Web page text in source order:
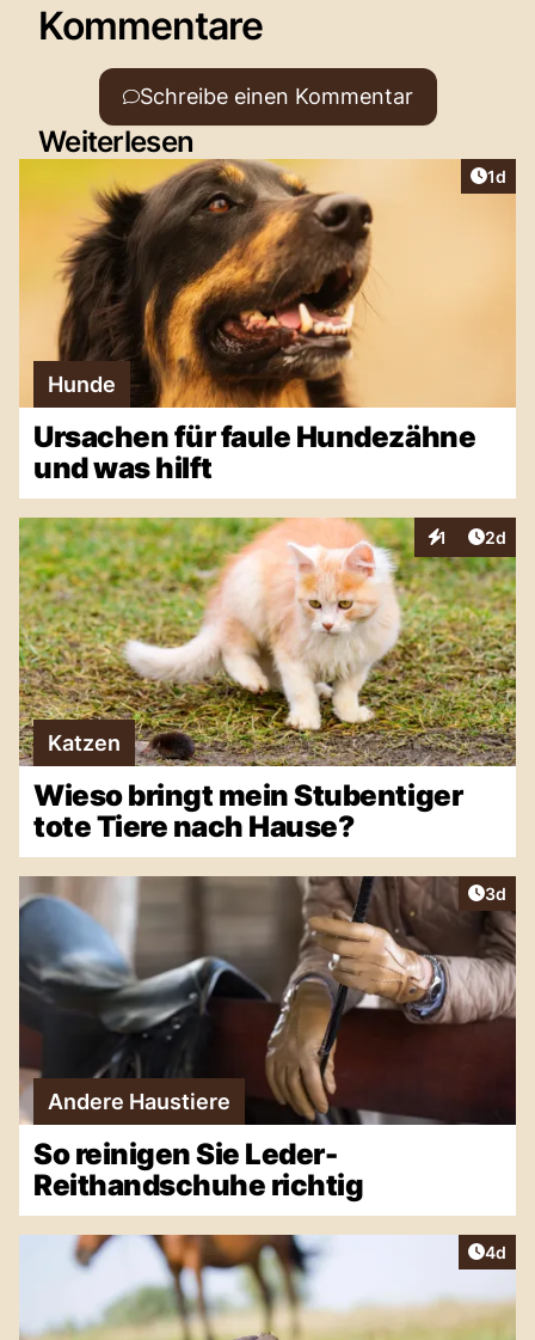
Kommentare
Schreibe einen Kommentar
Weiterlesen
1d
Hunde
Ursachen für faule Hundezähne
und was hilft
1
Interaktionen
2d
Katzen
Wieso bringt mein Stubentiger
tote Tiere nach Hause?
3d
Andere Haustiere
So reinigen Sie Leder-
Reithandschuhe richtig
4d